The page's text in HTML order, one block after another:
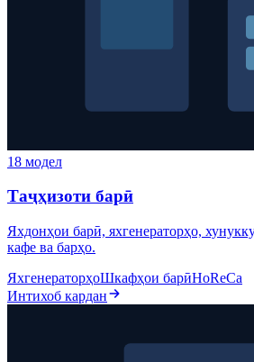
18 модел
Таҷҳизоти барӣ
Яхдонҳои барӣ, яхгенераторҳо,
кафе ва барҳо.
ЯхгенераторҳоШкафҳои барӣHoReCa
Интихоб кардан